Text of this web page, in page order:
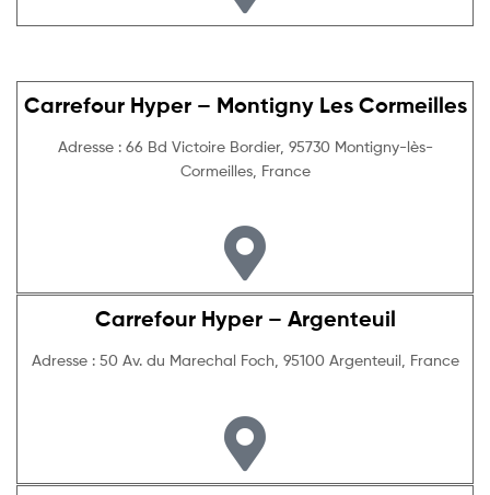
Carrefour Hyper – Montigny Les Cormeilles
Adresse : 66 Bd Victoire Bordier, 95730 Montigny-lès-
Cormeilles, France
Carrefour Hyper – Argenteuil
Adresse : 50 Av. du Marechal Foch, 95100 Argenteuil, France